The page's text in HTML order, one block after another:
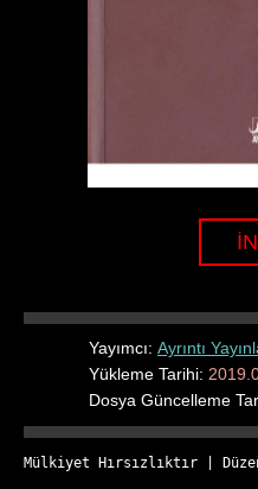
Yayımcı: Ayrıntı
Yükleme Tarihi:
Dosya Güncelleme
Mülkiyet Hırsızlıktır